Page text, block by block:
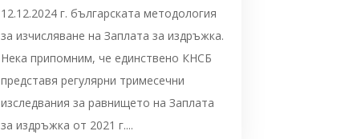
12.12.2024 г. българската методология
за изчисляване на Заплата за издръжка.
Нека припомним, че единствено КНСБ
представя регулярни тримесечни
изследвания за равнището на Заплата
за издръжка от 2021 г....